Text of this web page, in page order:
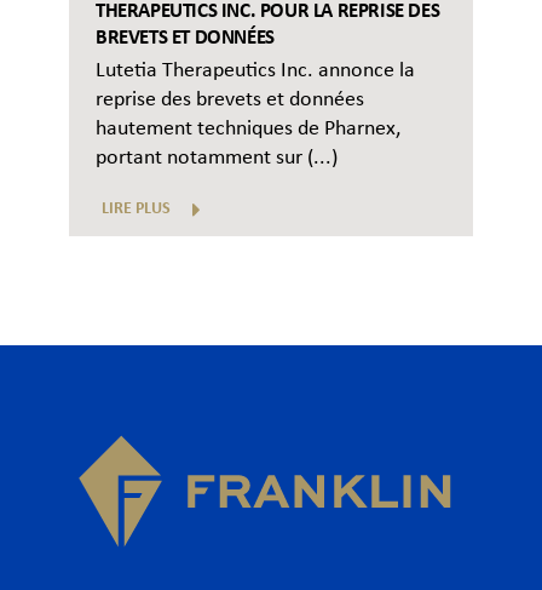
THERAPEUTICS INC. POUR LA REPRISE DES
BREVETS ET DONNÉES
Lutetia Therapeutics Inc. annonce la
reprise des brevets et données
hautement techniques de Pharnex,
portant notamment sur (...)
LIRE PLUS